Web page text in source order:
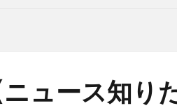
ュース知り